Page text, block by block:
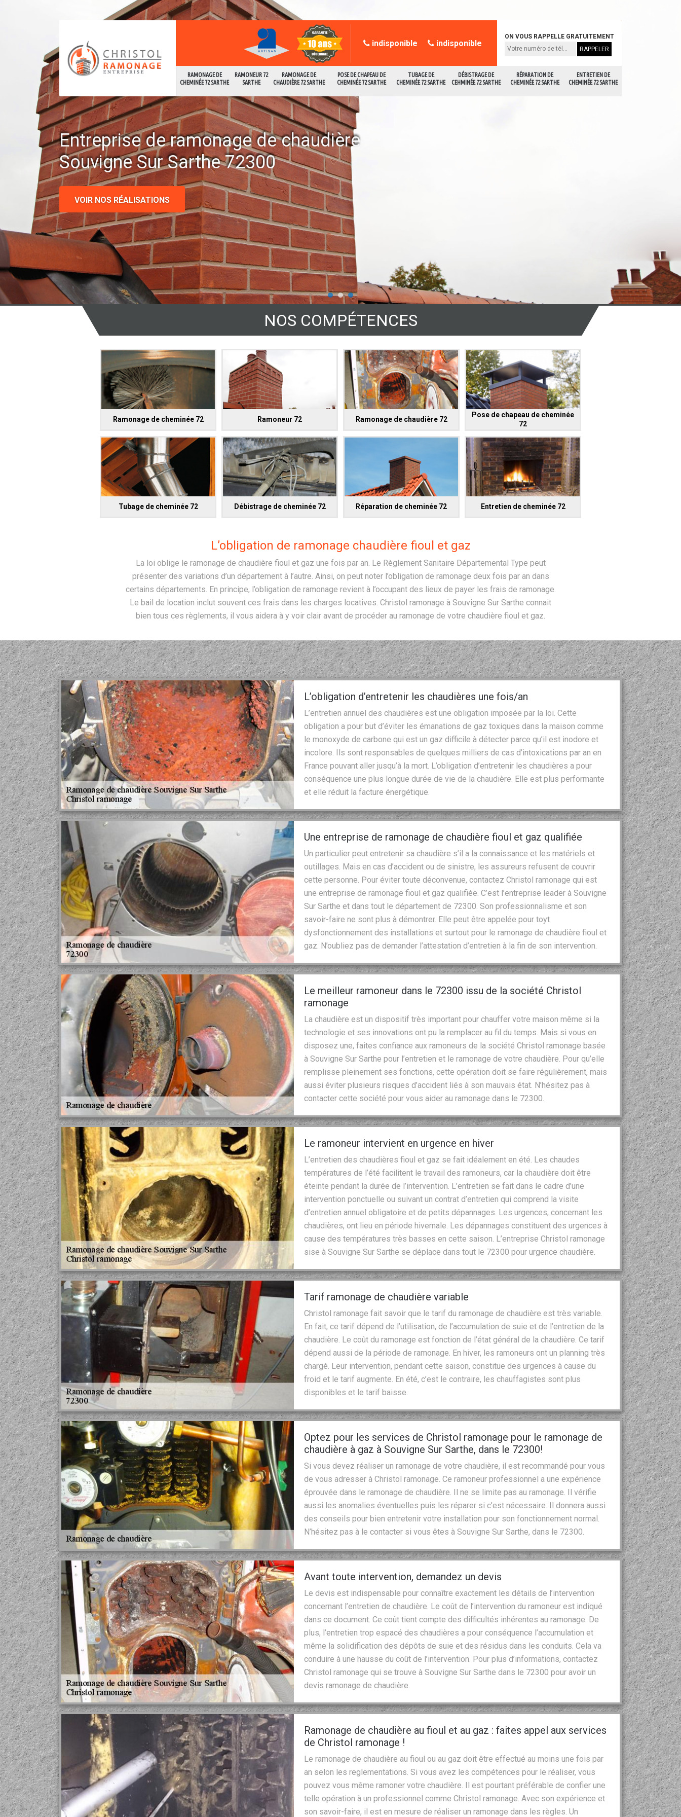
RAMONAGE DE
CHEMINÉE 72 SARTHE
RAMONEUR 72
SARTHE
RAMONAGE DE
CHAUDIÈRE 72 SARTHE
POSE DE CHAPEAU DE
CHEMINÉE 72 SARTHE
TUBAGE DE
CHEMINÉE 72 SARTHE
DÉBISTRAGE DE
CEHMINÉE 72 SARTHE
RÉPARATION DE
CHEMINÉE 72 SARTHE
ENTRETIEN DE
CHEMINÉE 72 SARTHE
indisponible indisponible
ON VOUS RAPPELLE GRATUITEMENT
Entreprise de ramonage de chaudière
Souvigne Sur Sarthe 72300
VOIR NOS RÉALISATIONS
NOS COMPÉTENCES
Ramonage de cheminée 72 Ramoneur 72 Ramonage de chaudière 72
Pose de chapeau de cheminée
72
Tubage de cheminée 72 Débistrage de cheminée 72 Réparation de cheminée 72 Entretien de cheminée 72
L’obligation de ramonage chaudière fioul et gaz
La loi oblige le ramonage de chaudière fioul et gaz une fois par an. Le Règlement Sanitaire Départemental Type peut
présenter des variations d’un département à l’autre. Ainsi, on peut noter l’obligation de ramonage deux fois par an dans
certains départements. En principe, l’obligation de ramonage revient à l’occupant des lieux de payer les frais de ramonage.
Le bail de location inclut souvent ces frais dans les charges locatives. Christol ramonage à Souvigne Sur Sarthe connait
bien tous ces règlements, il vous aidera à y voir clair avant de procéder au ramonage de votre chaudière fioul et gaz.
L’obligation d’entretenir les chaudières une fois/an
L’entretien annuel des chaudières est une obligation imposée par la loi. Cette
obligation a pour but d’éviter les émanations de gaz toxiques dans la maison comme
le monoxyde de carbone qui est un gaz difficile à détecter parce qu’il est inodore et
incolore. Ils sont responsables de quelques milliers de cas d’intoxications par an en
France pouvant aller jusqu’à la mort. L’obligation d’entretenir les chaudières a pour
conséquence une plus longue durée de vie de la chaudière. Elle est plus performante
et elle réduit la facture énergétique.
Une entreprise de ramonage de chaudière fioul et gaz qualifiée
Un particulier peut entretenir sa chaudière s’il a la connaissance et les matériels et
outillages. Mais en cas d’accident ou de sinistre, les assureurs refusent de couvrir
cette personne. Pour éviter toute déconvenue, contactez Christol ramonage qui est
une entreprise de ramonage fioul et gaz qualifiée. C’est l’entreprise leader à Souvigne
Sur Sarthe et dans tout le département de 72300. Son professionnalisme et son
savoir-faire ne sont plus à démontrer. Elle peut être appelée pour toyt
dysfonctionnement des installations et surtout pour le ramonage de chaudière fioul et
gaz. N’oubliez pas de demander l’attestation d’entretien à la fin de son intervention.
Le meilleur ramoneur dans le 72300 issu de la société Christol
ramonage
La chaudière est un dispositif très important pour chauffer votre maison même si la
technologie et ses innovations ont pu la remplacer au fil du temps. Mais si vous en
disposez une, faites confiance aux ramoneurs de la société Christol ramonage basée
à Souvigne Sur Sarthe pour l’entretien et le ramonage de votre chaudière. Pour qu’elle
remplisse pleinement ses fonctions, cette opération doit se faire régulièrement, mais
aussi éviter plusieurs risques d’accident liés à son mauvais état. N’hésitez pas à
contacter cette société pour vous aider au ramonage dans le 72300.
Le ramoneur intervient en urgence en hiver
L’entretien des chaudières fioul et gaz se fait idéalement en été. Les chaudes
températures de l’été facilitent le travail des ramoneurs, car la chaudière doit être
éteinte pendant la durée de l’intervention. L’entretien se fait dans le cadre d’une
intervention ponctuelle ou suivant un contrat d’entretien qui comprend la visite
d’entretien annuel obligatoire et de petits dépannages. Les urgences, concernant les
chaudières, ont lieu en période hivernale. Les dépannages constituent des urgences à
cause des températures très basses en cette saison. L’entreprise Christol ramonage
sise à Souvigne Sur Sarthe se déplace dans tout le 72300 pour urgence chaudière.
Tarif ramonage de chaudière variable
Christol ramonage fait savoir que le tarif du ramonage de chaudière est très variable.
En fait, ce tarif dépend de l’utilisation, de l’accumulation de suie et de l’entretien de la
chaudière. Le coût du ramonage est fonction de l’état général de la chaudière. Ce tarif
dépend aussi de la période de ramonage. En hiver, les ramoneurs ont un planning très
chargé. Leur intervention, pendant cette saison, constitue des urgences à cause du
froid et le tarif augmente. En été, c’est le contraire, les chauffagistes sont plus
disponibles et le tarif baisse.
Optez pour les services de Christol ramonage pour le ramonage de
chaudière à gaz à Souvigne Sur Sarthe, dans le 72300!
Si vous devez réaliser un ramonage de votre chaudière, il est recommandé pour vous
de vous adresser à Christol ramonage. Ce ramoneur professionnel a une expérience
éprouvée dans le ramonage de chaudière. Il ne se limite pas au ramonage. Il vérifie
aussi les anomalies éventuelles puis les réparer si c’est nécessaire. Il donnera aussi
des conseils pour bien entretenir votre installation pour son fonctionnement normal.
N’hésitez pas à le contacter si vous êtes à Souvigne Sur Sarthe, dans le 72300.
Avant toute intervention, demandez un devis
Le devis est indispensable pour connaître exactement les détails de l’intervention
concernant l’entretien de chaudière. Le coût de l’intervention du ramoneur est indiqué
dans ce document. Ce coût tient compte des difficultés inhérentes au ramonage. De
plus, l’entretien trop espacé des chaudières a pour conséquence l’accumulation et
même la solidification des dépôts de suie et des résidus dans les conduits. Cela va
conduire à une hausse du coût de l’intervention. Pour plus d’informations, contactez
Christol ramonage qui se trouve à Souvigne Sur Sarthe dans le 72300 pour avoir un
devis ramonage de chaudière.
Ramonage de chaudière au fioul et au gaz : faites appel aux services
de Christol ramonage !
Le ramonage de chaudière au fioul ou au gaz doit être effectué au moins une fois par
an selon les reglementations. Si vous avez les compétences pour le réaliser, vous
pouvez vous même ramoner votre chaudière. Il est pourtant préférable de confier une
telle opération à un professionnel comme Christol ramonage. Avec son expérience et
son savoir-faire, il est en mesure de réaliser un ramonage dans les règles. Un